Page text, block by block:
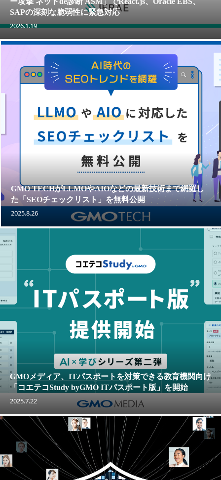
SAPの深刻な脆弱性に緊急対応
2026.1.19
GMO TECHがLLMOやAIOなどの最新技術まで網羅し
た「SEOチェックリスト」を無料公開
2025.8.26
GMOメディア、ITパスポートを対策できる教育機関向け
「コエテコStudy byGMO ITパスポート版」を開始
2025.7.22